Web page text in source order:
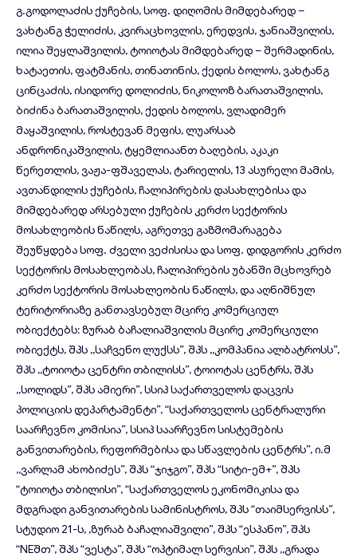
გ.გოდოლაძის ქუჩების, სოფ. დიღომის მიმდებარედ –
ვახტანგ ჭელიძის, კვირაცხოვლის, ერედვის, ჯანიაშვილის,
ილია შეყლაშვილის, ტოიოტას მიმდებარედ – შერმადინის,
ხატაეთის, ფატმანის, თინათინის, ქედის ბოლოს, ვახტანგ
ცინცაძის, ისიდორე დოლიძის, ნიკოლოზ ბარათაშვილის,
ბიძინა ბარათაშვილის, ქედის ბოლოს, ვლადიმერ
მაყაშვილის, როსტევან მეფის, ლუარსაბ
ანდრონიკაშვილის, ტყემლიაანთ ბაღების, აკაკი
წერეთლის, ვაჟა-ფშაველას, ტარიელის, 13 ასურელი მამის,
ავთანდილის ქუჩების, ჩალიპირების დასახლებისა და
მიმდებარედ არსებული ქუჩების კერძო სექტორის
მოსახლეობის ნაწილს, აგრეთვე გაზმომარაგება
შეუწყდება სოფ. ძველი ვეძისისა და სოფ. დიდგორის კერძო
სექტორის მოსახლეობას, ჩალიპირების უბანში მცხოვრებ
კერძო სექტორის მოსახლეობის ნაწილს, და აღნიშნულ
ტერიტორიაზე განთავსებულ მცირე კომერციულ
ობიექტებს: ზურაბ ბაჩალიაშვილის მცირე კომერციული
ობიექტს, შპს ,,საჩვენო ლუქსს”, შპს ,,კომპანია ალბატროსს”,
შპს ,,ტოიოტა ცენტრი თბილისს”, ტოიოტას ცენტრს, შპს
,,სოლიდს”, შპს ამიერი”, სსიპ საქართველოს დაცვის
პოლიციის დეპარტამენტი”, “საქართველოს ცენტრალური
საარჩევნო კომისია”, სსიპ საარჩევნო სისტემების
განვითარების, რეფორმებისა და სწავლების ცენტრს”, ი.მ
,,ვარლამ ახობიძეს”, შპს “ჯიჯგო”, შპს “სიტი-ემ+”, შპს
“ტოიოტა თბილისი”, “საქართველოს ეკონომიკისა და
მდგრადი განვითარების სამინისტროს, შპს “თაიმსერვისს”,
სტუდიო 21-ს, ,ზურაბ ბაჩალიაშვილი”, შპს “ესპანო”, შპს
“NEშთ”, შპს “ვესტა”, შპს “ოპტიმალ სერვისი”, შპს ,,გრადა